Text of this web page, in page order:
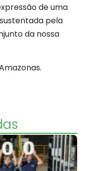
de uma
pela
da nossa